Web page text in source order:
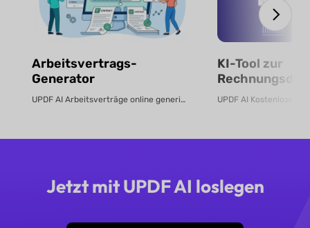
Arbeitsvertrags-
Generator
UPDF AI Arbeitsverträge online generieren Erstellen Sie in wenigen Minute...
KI-Tool zur
Jetzt mit UPDF AI loslegen